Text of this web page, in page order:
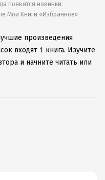
появятся новинки.
Мои Книги «Избранное»
произведения
входят 1 книга. Изучите
и начните читать или